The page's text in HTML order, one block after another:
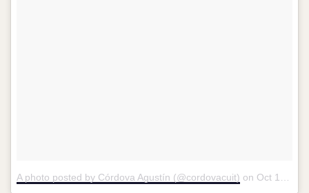
A photo posted by Córdova Agustín (@cordovacuit) on Oct 19, 2016 at 9:39am PDT